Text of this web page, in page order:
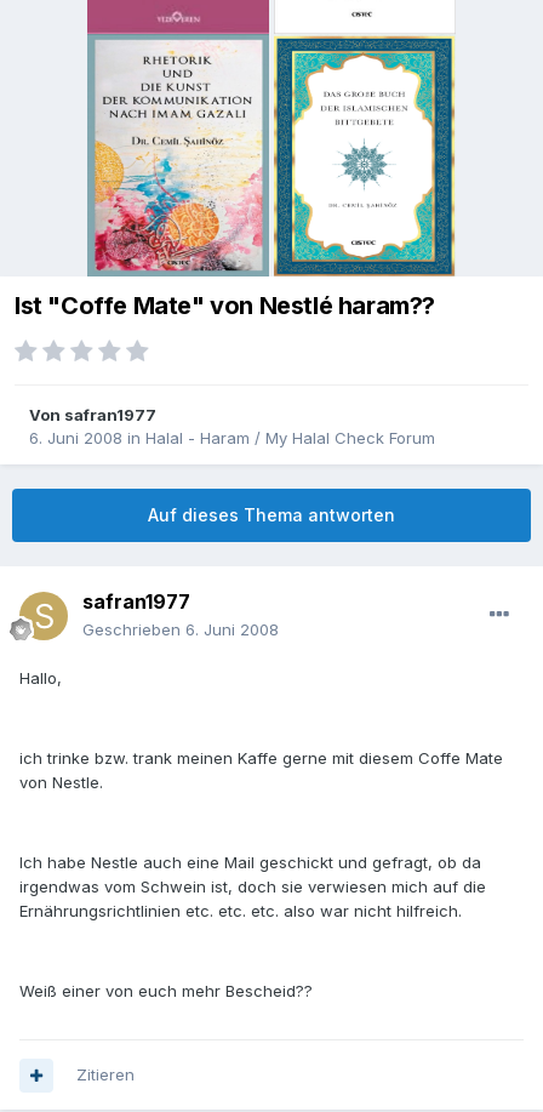
Ist "Coffe Mate" von Nestlé haram??
Von safran1977
6. Juni 2008 in Halal - Haram / My Halal Check Forum
Auf dieses Thema antworten
safran1977
Geschrieben 6. Juni 2008
Hallo,
ich trinke bzw. trank meinen Kaffe gerne mit diesem Coffe Mate
von Nestle.
Ich habe Nestle auch eine Mail geschickt und gefragt, ob da
irgendwas vom Schwein ist, doch sie verwiesen mich auf die
Ernährungsrichtlinien etc. etc. etc. also war nicht hilfreich.
Weiß einer von euch mehr Bescheid??
Zitieren